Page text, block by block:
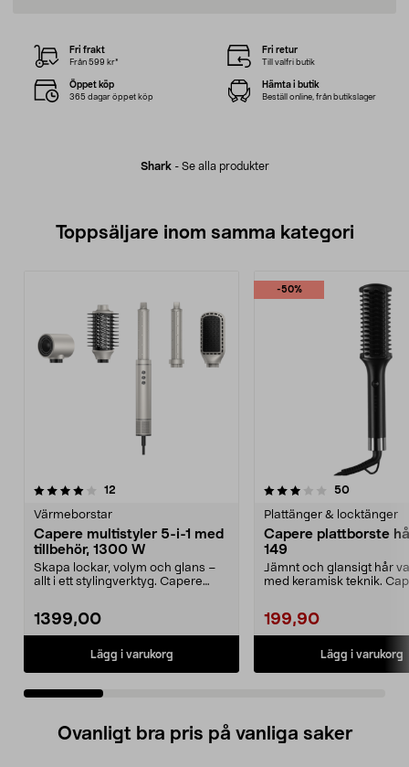
Shark- Se alla produkter
Fri frakt
Från 599 kr*
Fri retur
Till valfri butik
Öppet köp
365 dagar öppet köp
Hämta i butik
Beställ online, från butikslager
Toppsäljare inom samma kategori
12
Värmeborstar
Capere multistyler 5-i-1 med
tillbehör, 1300 W
Skapa lockar, volym och glans –
allt i ett stylingverktyg. Capere
1399,00
Lägg i varukorg
-50%
3.5 av 5 stjärnor 50
Plattänger & locktänger
Capere plattborste
149
Jämnt och glansigt hår
med keramisk teknik.
199,90
Lägg i varukorg
0.0 av 5 stjärnor
Ovanligt bra pris på vanliga saker